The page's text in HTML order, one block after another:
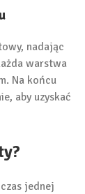
nadając
warstwa
Na końcu
aby uzyskać
jednej